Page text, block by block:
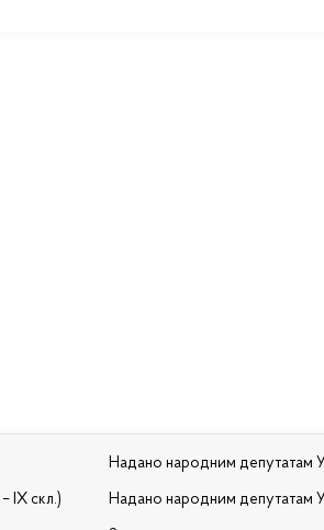
IX скл.)
Надано народним депутатам
Надано народним депутатам